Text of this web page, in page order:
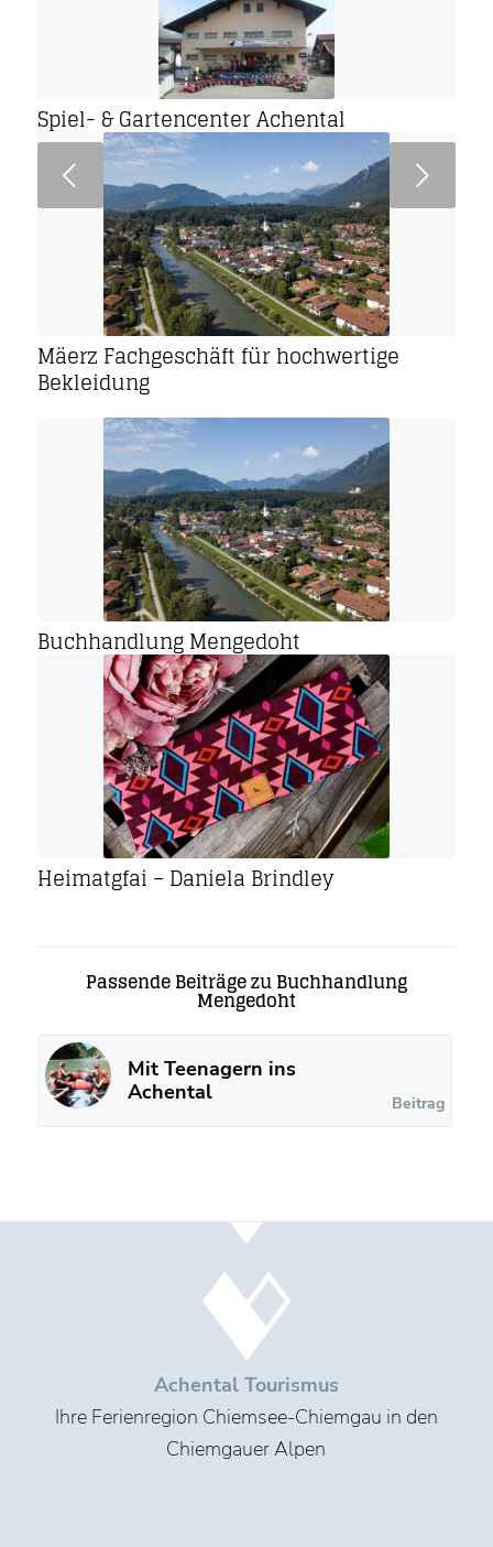
Spiel- & Gartencenter Achental
Mäerz Fachgeschäft für hochwertige
Bekleidung
Buchhandlung Mengedoht
Heimatgfai – Daniela Brindley
Weiter
Passende Beiträge zu Buchhandlung
Mengedoht
Mit Teenagern ins
Achental
Beitrag
Achental Tourismus
Ihre Ferienregion Chiemsee-Chiemgau in den
Chiemgauer Alpen